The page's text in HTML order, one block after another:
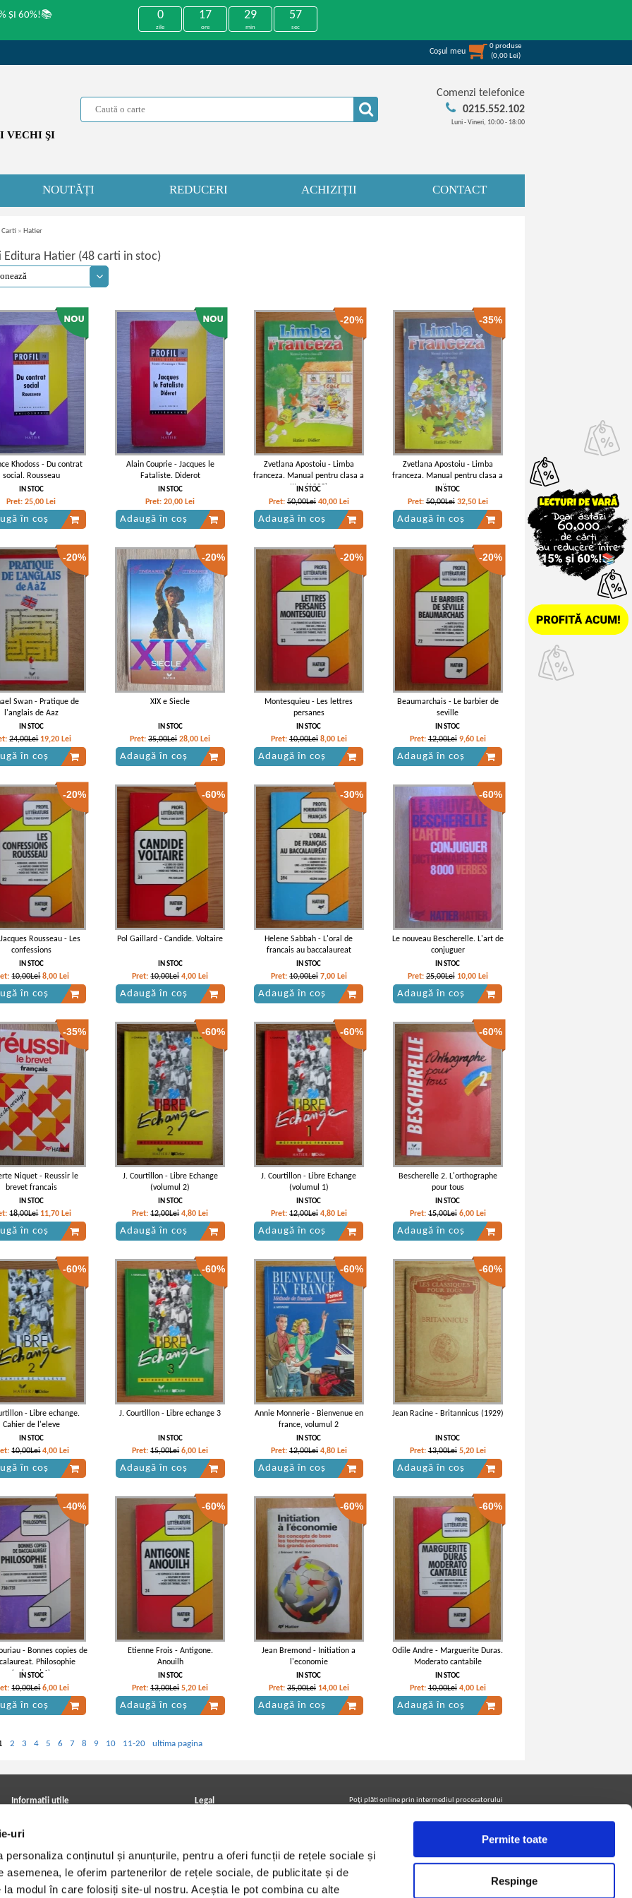
uri
personaliza conținutul și anunțurile, pentru a oferi funcții de rețele sociale și
asemenea, le oferim partenerilor de rețele sociale, de publicitate și de
modul în care folosiți site-ul nostru. Aceștia le pot combina cu alte
Permite toate
Respinge
ȘI 60%!📚 0
zile
17
ore
29
min
57
sec
Coşul meu
0produse
(0,00 Lei)
VECHI ŞI
Comenzi telefonice
0215.552.102
Luni - Vineri, 10:00 - 18:00
NOUTĂȚI REDUCERI ACHIZIȚII CONTACT
» Hatier
Editura Hatier (48 carti in stoc)
Khodoss - Du contrat
social. Rousseau
IN STOC
Pret:25,00 Lei
în coș
Alain Couprie - Jacques le
Fataliste. Diderot
IN STOC
Pret:20,00 Lei
Adaugă în coș
-20%
Zvetlana Apostoiu - Limba
franceza. Manual pentru clasa a
III-a (1993)
IN STOC
Pret: 50,00Lei 40,00 Lei
Adaugă în coș
-35%
Zvetlana Apostoiu - Limba
franceza. Manual pentru clasa a
II-a
IN STOC
Pret:50,00Lei 32,50 Lei
Adaugă în coș
-20%
Swan - Pratique de
l'anglais de Aaz
IN STOC
24,00Lei 19,20 Lei
în coș
-20%
XIX e Siecle
IN STOC
Pret:35,00Lei 28,00 Lei
Adaugă în coș
-20%
Montesquieu - Les lettres
persanes
IN STOC
Pret: 10,00Lei 8,00 Lei
Adaugă în coș
-20%
Beaumarchais - Le barbier de
seville
IN STOC
Pret:12,00Lei 9,60 Lei
Adaugă în coș
-20%
Rousseau - Les
confessions
IN STOC
10,00Lei 8,00 Lei
în coș
-60%
Pol Gaillard - Candide. Voltaire
IN STOC
Pret:10,00Lei 4,00 Lei
Adaugă în coș
-30%
Helene Sabbah - L'oral de
francais au baccalaureat
IN STOC
Pret: 10,00Lei 7,00 Lei
Adaugă în coș
-60%
Le nouveau Bescherelle. L'art de
conjuguer
IN STOC
Pret:25,00Lei 10,00 Lei
Adaugă în coș
-35%
Niquet - Reussir le
brevet francais
IN STOC
18,00Lei 11,70 Lei
în coș
-60%
J. Courtillon - Libre Echange
(volumul 2)
IN STOC
Pret:12,00Lei 4,80 Lei
Adaugă în coș
-60%
J. Courtillon - Libre Echange
(volumul 1)
IN STOC
Pret: 12,00Lei 4,80 Lei
Adaugă în coș
-60%
Bescherelle 2. L'orthographe
pour tous
IN STOC
Pret:15,00Lei 6,00 Lei
Adaugă în coș
-60%
- Libre echange.
Cahier de l'eleve
IN STOC
10,00Lei 4,00 Lei
în coș
-60%
J. Courtillon - Libre echange 3
IN STOC
Pret:15,00Lei 6,00 Lei
Adaugă în coș
-60%
Annie Monnerie - Bienvenue en
france, volumul 2
IN STOC
Pret: 12,00Lei 4,80 Lei
Adaugă în coș
-60%
Jean Racine - Britannicus (1929)
IN STOC
Pret:13,00Lei 5,20 Lei
Adaugă în coș
-40%
- Bonnes copies de
Philosophie
(volumul 1)
IN STOC
10,00Lei 6,00 Lei
în coș
-60%
Etienne Frois - Antigone.
Anouilh
IN STOC
Pret:13,00Lei 5,20 Lei
Adaugă în coș
-60%
Jean Bremond - Initiation a
l'economie
IN STOC
Pret: 35,00Lei 14,00 Lei
Adaugă în coș
-60%
Odile Andre - Marguerite Duras.
Moderato cantabile
IN STOC
Pret:10,00Lei 4,00 Lei
Adaugă în coș
2 3 4 5 6 7 8 9 10 11-20 ultima pagina
Informatii utile
Achizitii viniluri, casete, CD/DVD
Cum cumpar?
Politica de livrare
Retur comenzi
Angajari - Cariere
Legal
Termeni si conditii
Utilizare cookie-uri
Poţi plăti online prin intermediul procesatorului
Urmăreşte-ne pe facebook pentru a fi la curent cu